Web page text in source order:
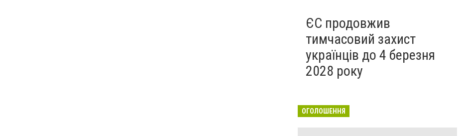
ЄС продовжив
тимчасовий захист
українців до 4 березня
2028 року
ОГОЛОШЕННЯ